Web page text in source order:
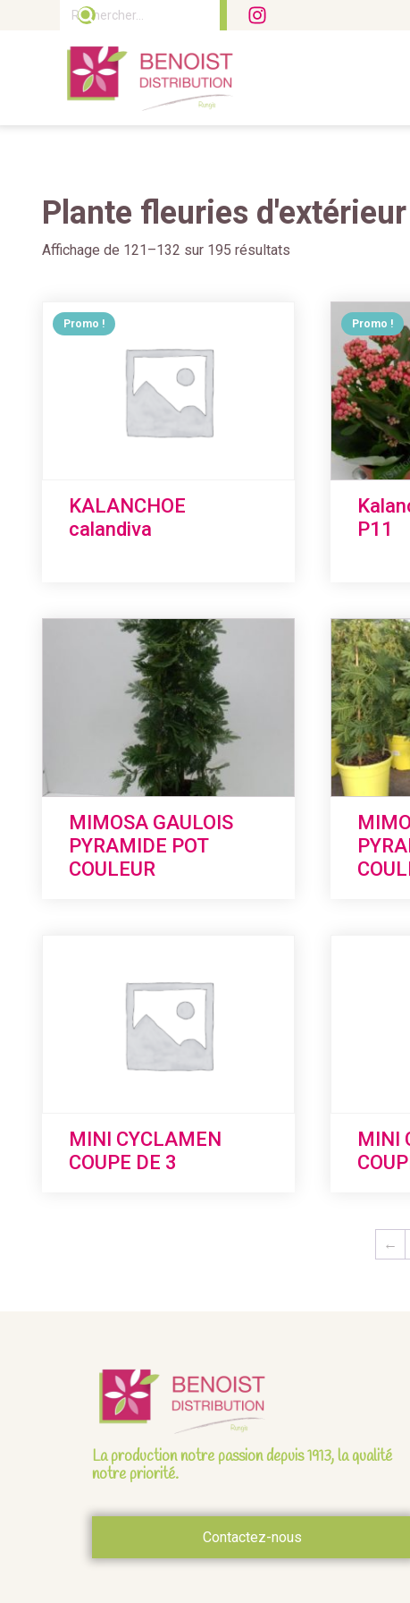
Rechercher :
Plante fleuries d'extérieur
Affichage de 121–132 sur 195 résultats
Promo !
KALANCHOE
calandiva
Promo !
P11
MIMOSA GAULOIS
PYRAMIDE POT
COULEUR
MINI CYCLAMEN
COUPE DE 3
MINI
←
La production notre passion depuis 1913, la qualité
notre priorité.
Contactez-nous